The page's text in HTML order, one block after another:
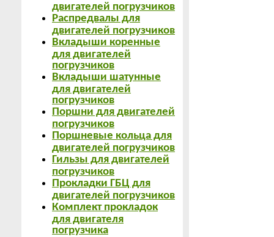
двигателей погрузчиков
Распредвалы для
двигателей погрузчиков
Вкладыши коренные
для двигателей
погрузчиков
Вкладыши шатунные
для двигателей
погрузчиков
Поршни для двигателей
погрузчиков
Поршневые кольца для
двигателей погрузчиков
Гильзы для двигателей
погрузчиков
Прокладки ГБЦ для
двигателей погрузчиков
Комплект прокладок
для двигателя
погрузчика